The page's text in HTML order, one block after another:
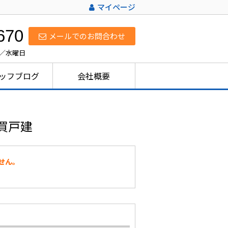
マイページ
メールでのお問合わせ
水曜日
フブログ 会社概要
戸建
。